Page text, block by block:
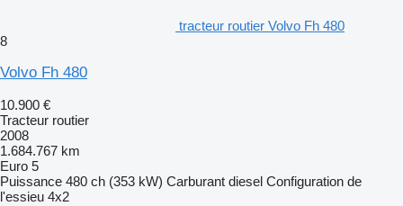
tracteur routier Volvo Fh 480
8
Volvo Fh 480
10.900 €
Tracteur routier
2008
1.684.767 km
Euro 5
Puissance 480 ch (353 kW) Carburant diesel Configuration de
l'essieu 4x2